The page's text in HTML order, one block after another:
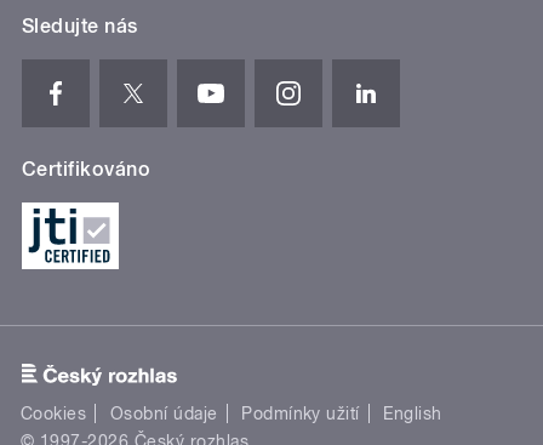
Sledujte nás
Certifikováno
Cookies Osobní údaje Podmínky užití
English